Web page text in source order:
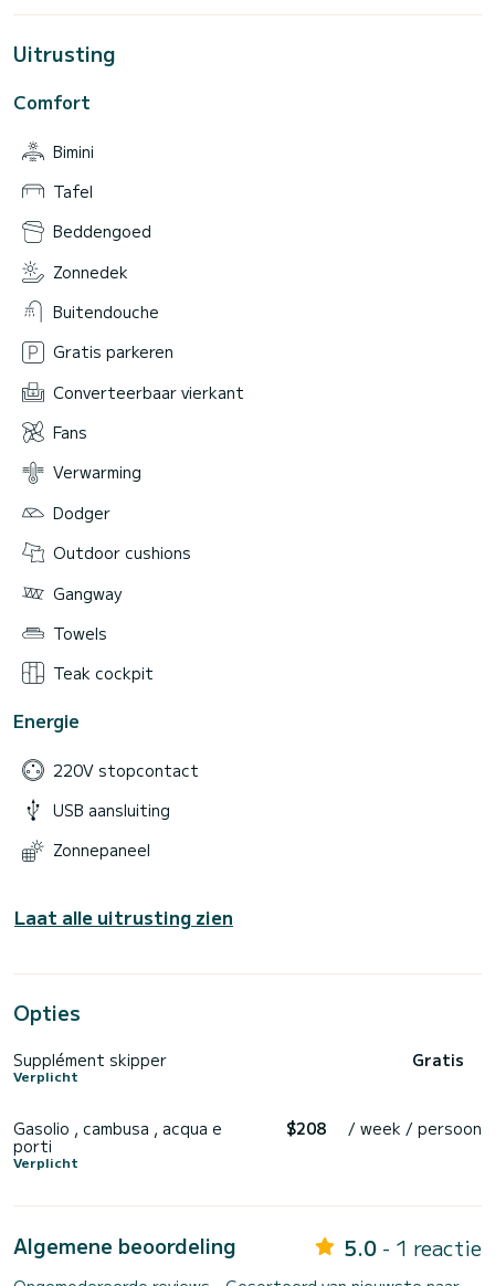
Uitrusting
Comfort
Bimini
Tafel
Beddengoed
Zonnedek
Buitendouche
Gratis parkeren
Converteerbaar vierkant
Fans
Verwarming
Dodger
Outdoor cushions
Gangway
Towels
Teak cockpit
Energie
220V stopcontact
USB aansluiting
Zonnepaneel
Laat alle uitrusting zien
Opties
Supplément skipper
Verplicht
Gratis
Gasolio , cambusa , acqua e
porti
Verplicht
$208 / week / persoon
Algemene beoordeling 5.0 - 1 reactie